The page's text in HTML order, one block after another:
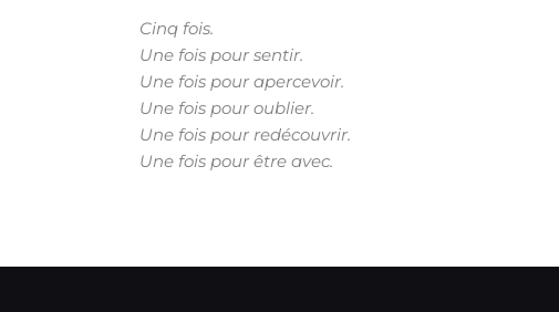
Cinq fois.
Une fois pour sentir.
Une fois pour apercevoir.
Une fois pour oublier.
Une fois pour redécouvrir.
Une fois pour être avec.